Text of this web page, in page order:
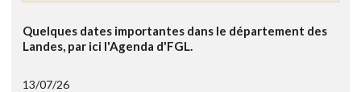
Quelques dates importantes dans le département des
Landes, par ici l'Agenda d'FGL.
13/07/26